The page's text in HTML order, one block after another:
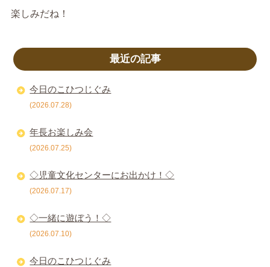
楽しみだね！
最近の記事
今日のこひつじぐみ
(2026.07.28)
年長お楽しみ会
(2026.07.25)
◇児童文化センターにお出かけ！◇
(2026.07.17)
◇一緒に遊ぼう！◇
(2026.07.10)
今日のこひつじぐみ